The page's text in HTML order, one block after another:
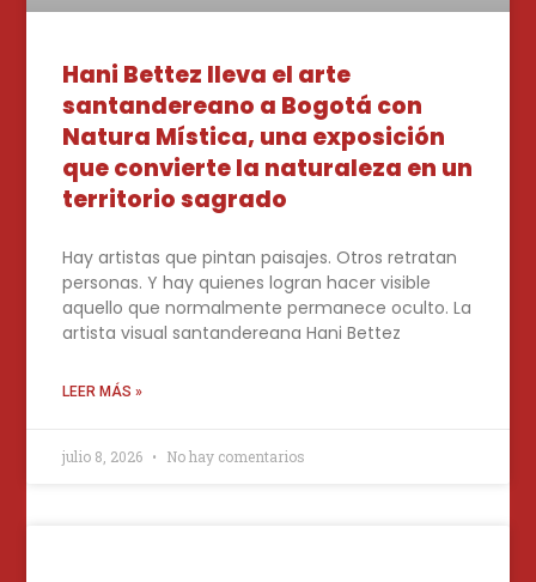
Hani Bettez lleva el arte
santandereano a Bogotá con
Natura Mística, una exposición
que convierte la naturaleza en un
territorio sagrado
Hay artistas que pintan paisajes. Otros retratan
personas. Y hay quienes logran hacer visible
aquello que normalmente permanece oculto. La
artista visual santandereana Hani Bettez
LEER MÁS »
julio 8, 2026 No hay comentarios